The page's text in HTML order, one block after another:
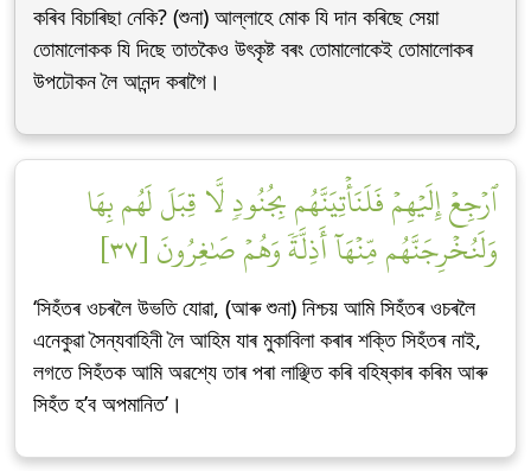
কৰিব বিচাৰিছা নেকি? (শুনা) আল্লাহে মোক যি দান কৰিছে সেয়া
তোমালোকক যি দিছে তাতকৈও উৎকৃষ্ট বৰং তোমালোকেই তোমালোকৰ
উপঢৌকন লৈ আনন্দ কৰাগৈ।
ٱرۡجِعۡ إِلَيۡهِمۡ فَلَنَأۡتِيَنَّهُم بِجُنُودٖ لَّا قِبَلَ لَهُم بِهَا
وَلَنُخۡرِجَنَّهُم مِّنۡهَآ أَذِلَّةٗ وَهُمۡ صَٰغِرُونَ [٣٧]
‘সিহঁতৰ ওচৰলৈ উভতি যোৱা, (আৰু শুনা) নিশ্চয় আমি সিহঁতৰ ওচৰলৈ
এনেকুৱা সৈন্যবাহিনী লৈ আহিম যাৰ মুকাবিলা কৰাৰ শক্তি সিহঁতৰ নাই,
লগতে সিহঁতক আমি অৱশ্যে তাৰ পৰা লাঞ্ছিত কৰি বহিষ্কাৰ কৰিম আৰু
সিহঁত হ’ব অপমানিত’।